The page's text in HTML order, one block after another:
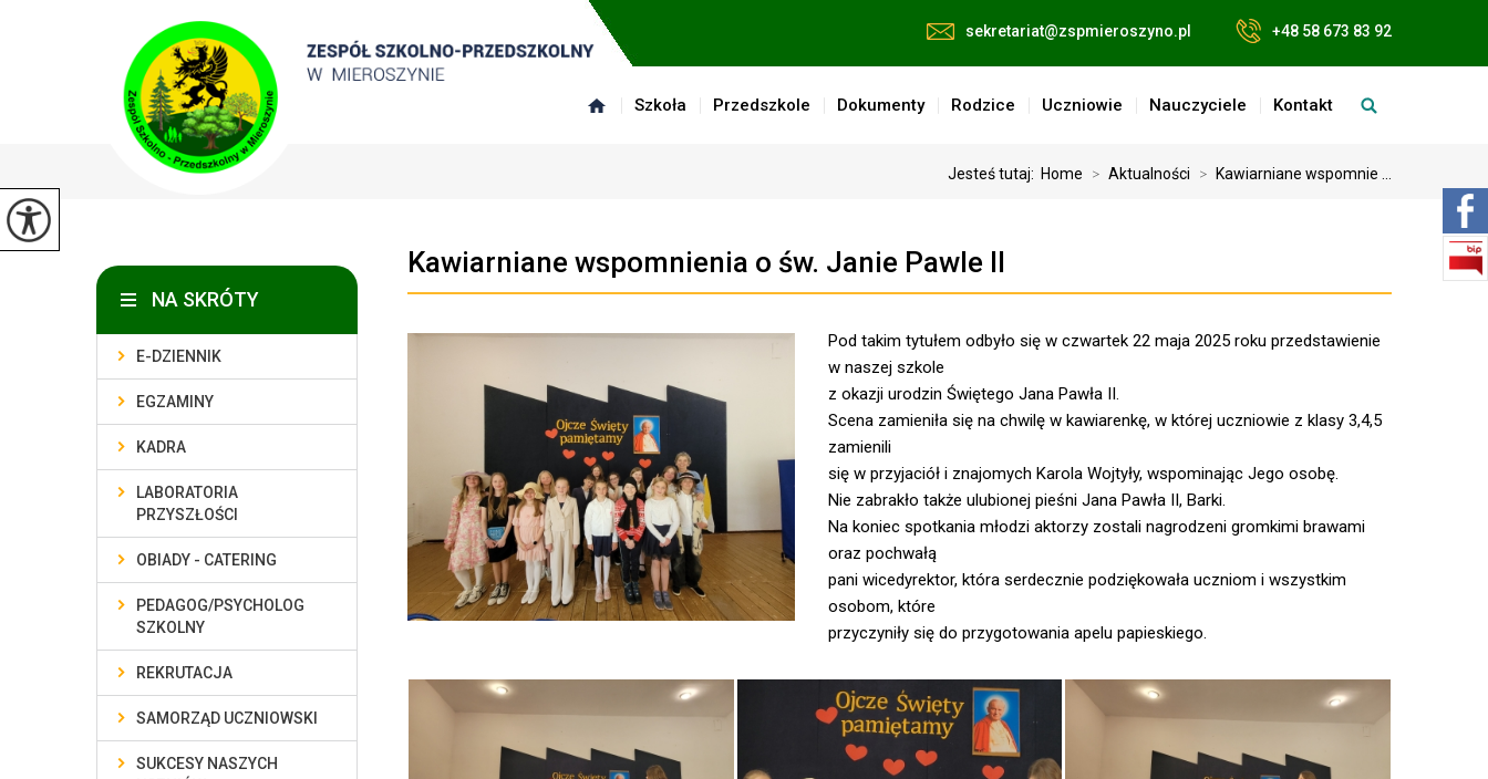
sekretariat@zspmieroszyno.pl +48 58 673 83 92
Szkoła Przedszkole Dokumenty Rodzice Uczniowie Nauczyciele Kontakt
Jesteś tutaj: Home > Aktualności > Kawiarniane wspomnie ...
Kawiarniane wspomnienia o św. Janie Pawle II
Pod takim tytułem odbyło się w czwartek 22 maja 2025 roku przedstawienie
w naszej szkole
z okazji urodzin Świętego Jana Pawła II.
Scena zamieniła się na chwilę w kawiarenkę, w której uczniowie z klasy 3,4,5
zamienili
się w przyjaciół i znajomych Karola Wojtyły, wspominając Jego osobę.
Nie zabrakło także ulubionej pieśni Jana Pawła II, Barki.
Na koniec spotkania młodzi aktorzy zostali nagrodzeni gromkimi brawami
oraz pochwałą
pani wicedyrektor, która serdecznie podziękowała uczniom i wszystkim
osobom, które
przyczyniły się do przygotowania apelu papieskiego.
NA SKRÓTY
E-DZIENNIK
EGZAMINY
KADRA
LABORATORIA
PRZYSZŁOŚCI
OBIADY - CATERING
PEDAGOG/PSYCHOLOG
SZKOLNY
REKRUTACJA
SAMORZĄD UCZNIOWSKI
SUKCESY NASZYCH